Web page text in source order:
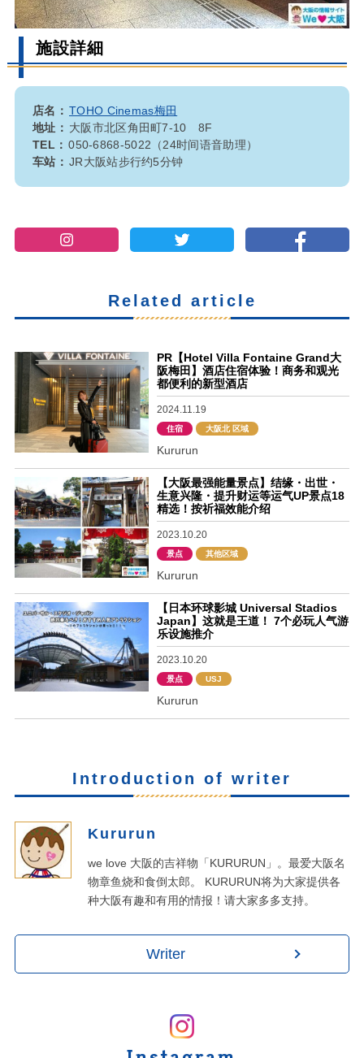
施設詳細
店名： TOHO Cinemas梅田
地址： 大阪市北区角田町7-10 8F
TEL： 050-6868-5022（24时间语音助理）
车站： JR大阪站步行约5分钟
Related article
PR【Hotel Villa Fontaine Grand大
阪梅田】酒店住宿体验！商务和观光
都便利的新型酒店
2024.11.19
住宿 大阪北 区域
Kururun
【大阪最强能量景点】结缘・出世・
生意兴隆・提升财运等运气UP景点18
精选！按祈福效能介绍
2023.10.20
景点 其他区域
Kururun
【日本环球影城 Universal Stadios
Japan】这就是王道！ 7个必玩人气游
乐设施推介
2023.10.20
景点 USJ
Kururun
Introduction of writer
Kururun
we love 大阪的吉祥物「KURURUN」。最爱大阪名
物章鱼烧和食倒太郎。 KURURUN将为大家提供各
种大阪有趣和有用的情报！请大家多多支持。
Writer